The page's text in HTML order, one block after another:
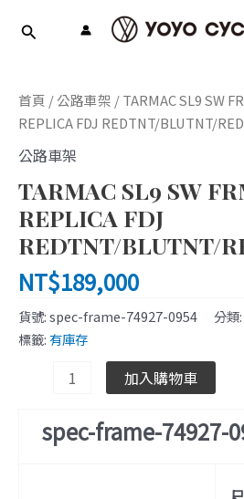
首頁 /公路車架 / TARMAC SL9 SW
REPLICA FDJ REDTNT/BLUTNT/
公路車架
TARMAC SL9 SW
REPLICA FDJ
REDTNT/BLUTNT/
NT$189,000
貨號:spec-frame-74927-0954 分類:
標籤: 有庫存
TARMAC
SL9
SW
FRMSET
TEAM
REPLICA
FDJ
REDTNT/BLUTNT/REDPRL
54
量
加入購物車
spec-frame-74927-